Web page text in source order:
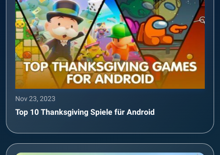
Nov 23, 2023
Top 10 Thanksgiving Spiele für Android